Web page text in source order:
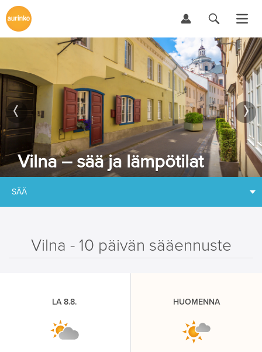
Vilna – sää ja lämpötilat
SÄÄ
Vilna - 10 päivän sääennuste
LA 8.8. HUOMENNA